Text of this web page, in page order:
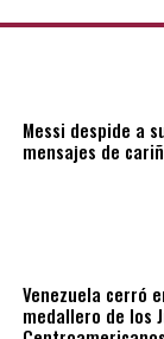
Messi despide a
mensajes de
Venezuela cerró
medallero de los